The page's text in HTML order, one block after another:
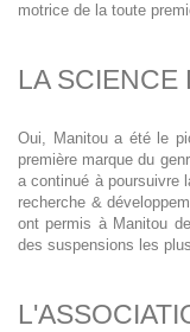
motrice de la toute
LA SCIENCE
Oui, Manitou a été le
première marque du
a continué à poursuivre
recherche &
ont permis à Manitou
des suspensions les